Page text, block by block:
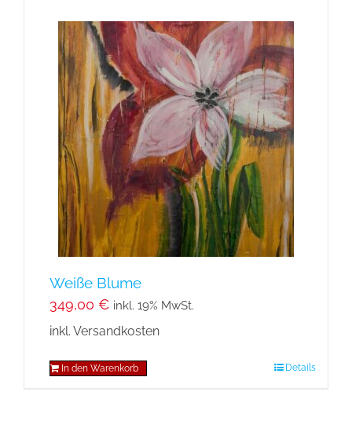
Weiße Blume
349,00 € inkl. 19% MwSt.
inkl. Versandkosten
In den Warenkorb Details